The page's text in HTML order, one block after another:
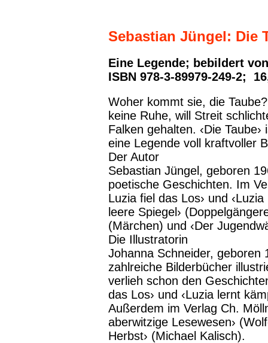
Sebastian Jüngel: Die
Eine Legende; bebildert
ISBN 978-3-89979-249-2;
Woher kommt sie, die
keine Ruhe, will Streit
Falken gehalten. ‹Die
eine Legende voll kraftvoller
Der Autor
Sebastian Jüngel, geboren
poetische Geschichten. Im
Luzia fiel das Los› und
leere Spiegel›
(Märchen) und ‹Der
Die Illustratorin
Johanna Schneider, geboren
zahlreiche Bilderbücher
verlieh schon den
das Los› und ‹Luzia lernt
Außerdem im Verlag Ch.
aberwitzige Lesewesen›
Herbst› (Michael Kalisch).